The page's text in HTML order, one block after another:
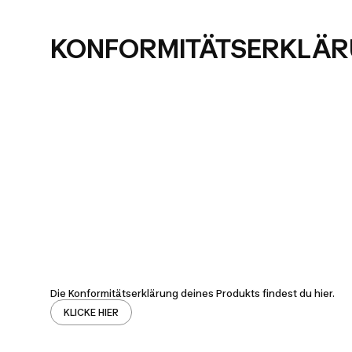
Die Konformitätserklärung deines Produkts findest du hier.
KLICKE HIER